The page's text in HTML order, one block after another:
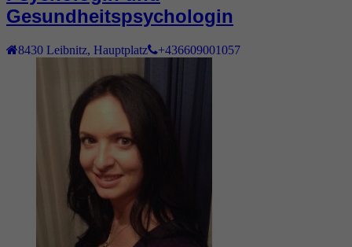
Gesundheitspsychologin
8430 Leibnitz Hauptplatz +436609001057